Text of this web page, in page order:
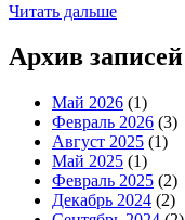
Читать дальше
Архив записей
Май 2026 (1)
Февраль 2026 (3)
Август 2025 (1)
Май 2025 (1)
Февраль 2025 (2)
Декабрь 2024 (2)